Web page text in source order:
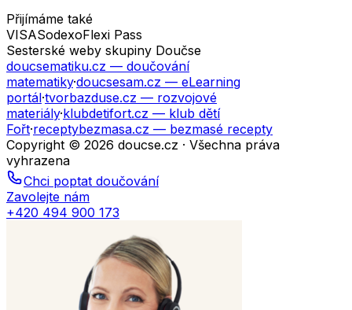
Přijímáme také
VISASodexoFlexi Pass
Sesterské weby skupiny Doučse
doucsematiku.cz — doučování
matematiky·doucsesam.cz — eLearning
portál·tvorbazduse.cz — rozvojové
materiály·klubdetifort.cz — klub dětí
Fořt·receptybezmasa.cz — bezmasé recepty
Copyright © 2026 doucse.cz · Všechna práva
vyhrazena
Chci poptat doučování
Zavolejte nám
+420 494 900 173